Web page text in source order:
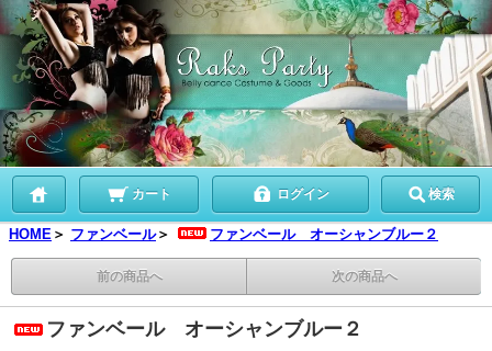
カート ログイン 検索
HOME ＞ ファンベール＞ ファンベール オーシャンブルー２
前の商品へ 次の商品へ
ファンベール オーシャンブルー２